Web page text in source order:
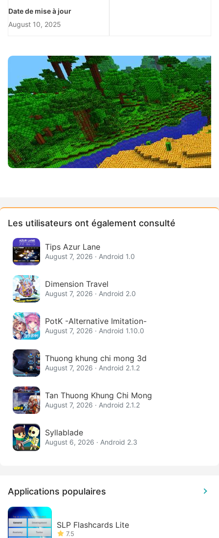
Date de mise à jour
August 10, 2025
Les utilisateurs ont également consulté
Tips Azur Lane
August 7, 2026 · Android 1.0
Dimension Travel
August 7, 2026 · Android 2.0
PotK -Alternative Imitation-
August 7, 2026 · Android 1.10.0
Thuong khung chi mong 3d
August 7, 2026 · Android 2.1.2
Tan Thuong Khung Chi Mong
August 7, 2026 · Android 2.1.2
Syllablade
August 6, 2026 · Android 2.3
Applications populaires
SLP Flashcards Lite
7.5